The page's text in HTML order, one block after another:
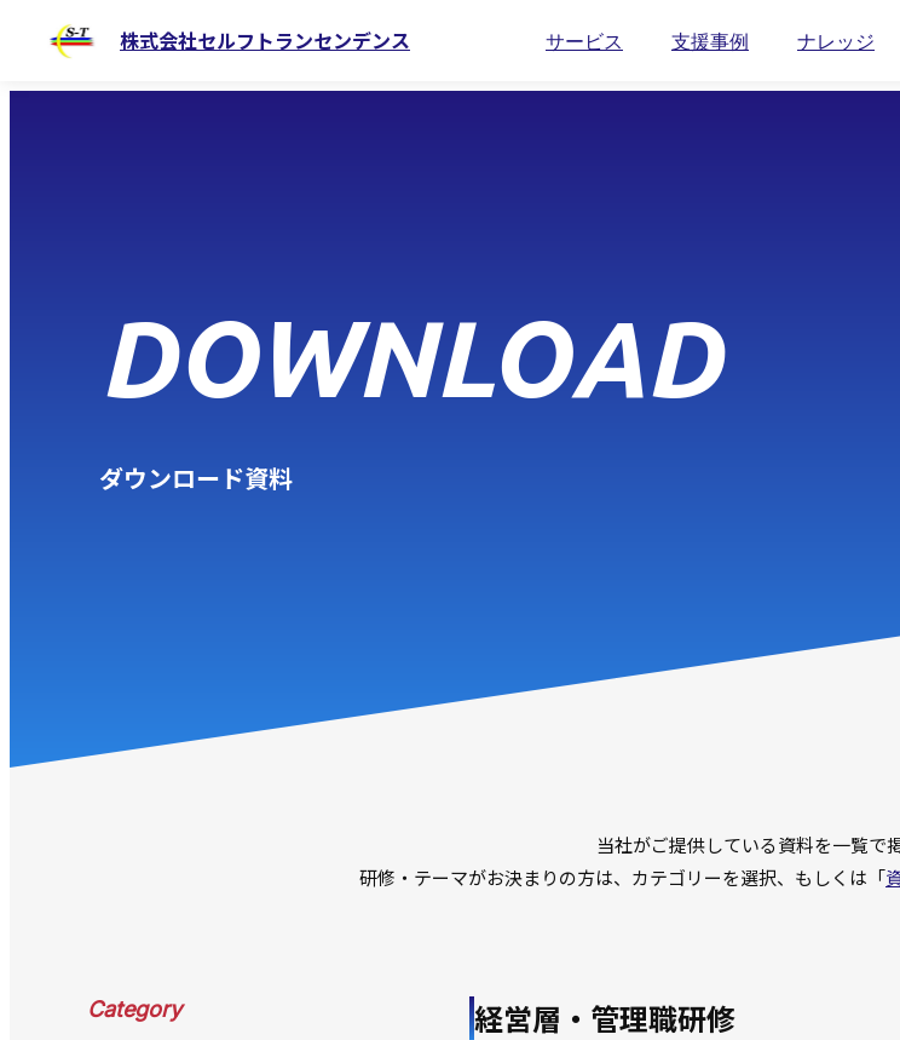
株式会社セルフトランセンデンス サービス 支援事例 ナレッジ
DOWNLOAD
ダウンロード資料
当社がご提供している資料を一覧で
研修・テーマがお決まりの方は、カテゴリーを選択、もしくは「
Category 経営層・管理職研修